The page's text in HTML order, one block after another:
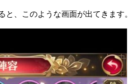
、このような画面が出てきます。